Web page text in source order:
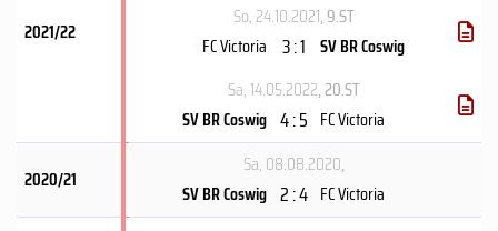
2021/22
So, 24.10.2021, 9.ST
FC Victoria 3 : 1 SV BR Coswig
Sa, 14.05.2022, 20.ST
SV BR Coswig 4 : 5 FC Victoria
2020/21
Sa, 08.08.2020,
SV BR Coswig 2 : 4 FC Victoria